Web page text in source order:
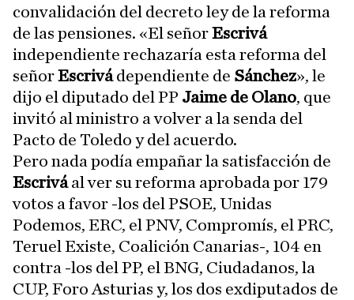
convalidación del decreto ley de la reforma
de las pensiones. «El señorEscrivá
independiente rechazaría esta reforma del
señorEscrivádependiente de Sánchez», le
dijo el diputado del PP Jaime de Olano, que
invitó al ministro a volver a la senda del
Pacto de Toledo y del acuerdo.
Pero nada podía empañar la satisfacción de
Escriváal ver su reforma aprobada por 179
votos a favor -los del PSOE, Unidas
Podemos, ERC, el PNV, Compromís, el PRC,
Teruel Existe, Coalición Canarias-, 104 en
contra -los del PP, el BNG, Ciudadanos, la
CUP, Foro Asturias y, los dos exdiputados de